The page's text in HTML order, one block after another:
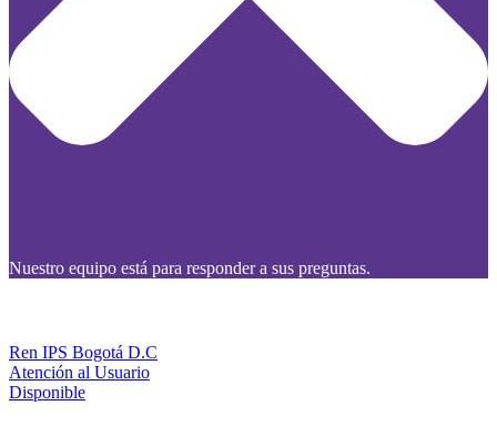
Nuestro equipo está para responder a sus preguntas.
Ren IPS Bogotá D.C
Atención al Usuario
Disponible